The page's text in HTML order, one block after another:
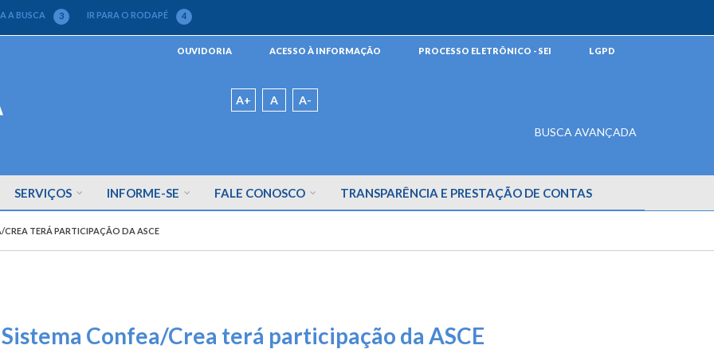
A BUSCA 3 IR PARA O RODAPÉ 4
OUVIDORIA ACESSO À INFORMAÇÃO PROCESSO ELETRÔNICO - SEI LGPD
A+ A A-
BUSCA AVANÇADA
SERVIÇOS INFORME-SE FALE CONOSCO TRANSPARÊNCIA E PRESTAÇÃO DE CONTAS
TERÁ PARTICIPAÇÃO DA ASCE
Confea/Crea terá participação da ASCE